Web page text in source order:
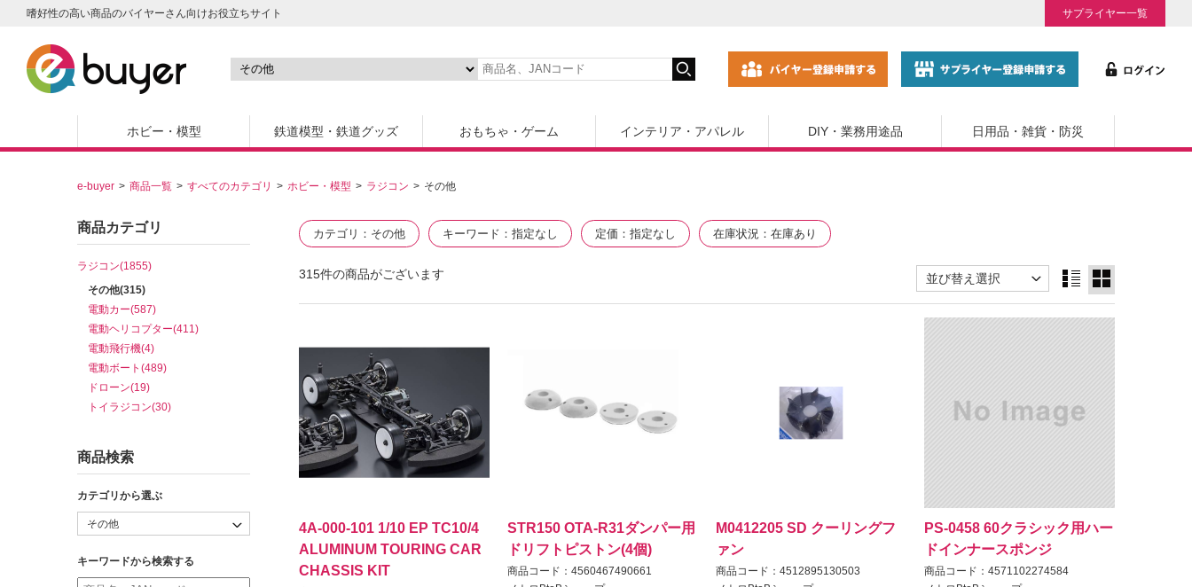
嗜好性の高い商品のバイヤーさん向けお役立ちサイト サプライヤー一覧
ホビー・模型 鉄道模型・鉄道グッズ おもちゃ・ゲーム インテリア・アパレル DIY・業務用途品 日用品・雑貨・防災
e-buyer 商品一覧 すべてのカテゴリ ホビー・模型 ラジコン その他
カテゴリ その他 キーワード 指定なし 定価 指定なし 在庫状況 在庫あり
315件の商品がございます
4A-000-101 1/10 EP TC10/4
ALUMINUM TOURING CAR
CHASSIS KIT
STR150 OTA-R31ダンパー用
ドリフトピストン(4個)
商品コード：4560467490661
M0412205 SD クーリングフ
ァン
商品コード：4512895130503
PS-0458 60クラシック用ハー
ドインナースポンジ
商品コード：4571102274584
商品カテゴリ
ラジコン(1855)
その他(315)
電動カー(587)
電動ヘリコプター(411)
電動飛行機(4)
電動ボート(489)
ドローン(19)
トイラジコン(30)
商品検索
カテゴリから選ぶ
キーワードから検索する